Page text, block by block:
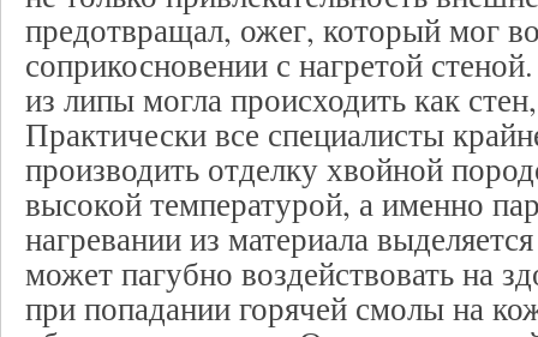
предотвращал, ожег, который мог
соприкосновении с нагретой
из липы могла происходить как
Практически все специалисты
производить отделку хвойной
высокой температурой, а именно
нагревании из материала
может пагубно воздействовать на
при попадании горячей смолы на